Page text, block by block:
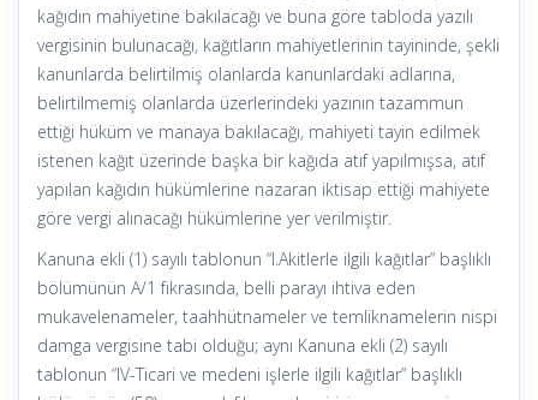
kağıdın mahiyetine bakılacağı ve buna göre tabloda yazılı
vergisinin bulunacağı, kağıtların mahiyetlerinin tayininde, şekli
kanunlarda belirtilmiş olanlarda kanunlardaki adlarına,
belirtilmemiş olanlarda üzerlerindeki yazının tazammun
ettiği hüküm ve manaya bakılacağı, mahiyeti tayin edilmek
istenen kağıt üzerinde başka bir kağıda atıf yapılmışsa, atıf
yapılan kağıdın hükümlerine nazaran iktisap ettiği mahiyete
göre vergi alınacağı hükümlerine yer verilmiştir.
Kanuna ekli (1) sayılı tablonun “I.Akitlerle ilgili kağıtlar” başlıklı
bölümünün A/1 fıkrasında, belli parayı ihtiva eden
mukavelenameler, taahhütnameler ve temliknamelerin nispi
damga vergisine tabi olduğu; aynı Kanuna ekli (2) sayılı
tablonun “IV-Ticari ve medeni işlerle ilgili kağıtlar” başlıklı